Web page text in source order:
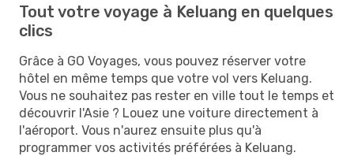
Tout votre voyage à Keluang en quelques
clics
Grâce à GO Voyages, vous pouvez réserver votre
hôtel en même temps que votre vol vers Keluang.
Vous ne souhaitez pas rester en ville tout le temps et
découvrir l'Asie ? Louez une voiture directement à
l'aéroport. Vous n'aurez ensuite plus qu'à
programmer vos activités préférées à Keluang.